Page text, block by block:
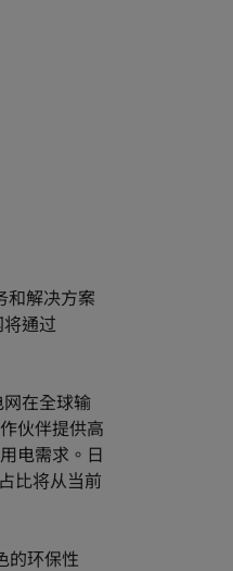
和解决方案
通过
在全球输
伙伴提供高
电需求。日
比将从当前
的环保性